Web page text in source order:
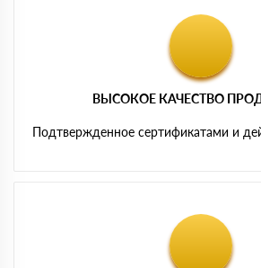
ВЫСОКОЕ КАЧЕСТВО
Подтвержденное сертификатами и